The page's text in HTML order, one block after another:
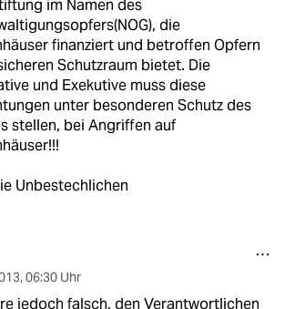
im Namen des
die
finanziert und betroffen Opfern
Schutzraum bietet. Die
und Exekutive muss diese
unter besonderen Schutz des
stellen, bei Angriffen auf
Unbestechlichen
, 06:30 Uhr
jedoch falsch, den Verantwortlichen